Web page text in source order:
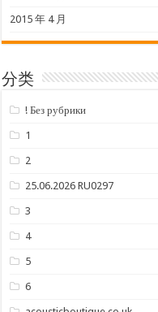
2015 年 4 月
分类
! Без рубрики
1
2
25.06.2026 RU0297
3
4
5
6